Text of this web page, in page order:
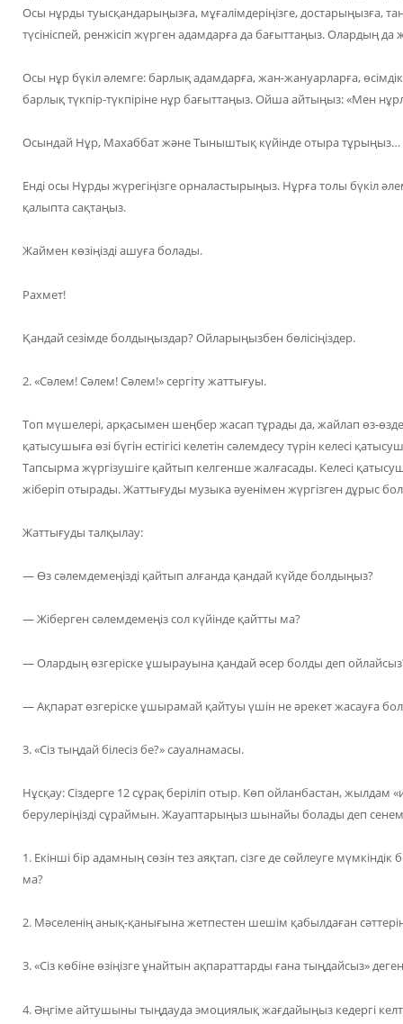
Осы нұрды туысқандарыңызға, мұғалімдеріңізге, достарыңызға,
түсініспей, ренжісіп жүрген адамдарға да бағыттаңыз. Олардың да
Осы нұр бүкіл әлемге: барлық адамдарға, жан-жануарларға,
барлық түкпір-түкпіріне нұр бағыттаңыз. Ойша айтыңыз: «Мен
Осындай Нұр, Махаббат және Тыныштық күйінде отыра тұрыңыз…
Енді осы Нұрды жүрегіңізге орналастырыңыз. Нұрға толы бүкіл
қалыпта сақтаңыз.
Жаймен көзіңізді ашуға болады.
Рахмет!
Қандай сезімде болдыңыздар? Ойларыңызбен бөлісіңіздер.
2. «Сәлем! Сәлем! Сәлем!» сергіту жаттығуы.
Топ мүшелері, арқасымен шеңбер жасап тұрады да, жайлап өз-
қатысушыға өзі бүгін естігісі келетін сәлемдесу түрін келесі
Тапсырма жүргізушіге қайтып келгенше жалғасады. Келесі
жіберіп отырады. Жаттығуды музыка әуенімен жүргізген дұрыс
Жаттығуды талқылау:
— Өз сәлемдемеңізді қайтып алғанда қандай күйде болдыңыз?
— Жіберген сәлемдемеңіз сол күйінде қайтты ма?
— Олардың өзгеріске ұшырауына қандай әсер болды деп
— Ақпарат өзгеріске ұшырамай қайтуы үшін не әрекет жасауға
3. «Сіз тыңдай білесіз бе?» сауалнамасы.
Нұсқау: Сіздерге 12 сұрақ беріліп отыр. Көп ойланбастан, жылдам
берулеріңізді сұраймын. Жауаптарыңыз шынайы болады деп
1. Екінші бір адамның сөзін тез аяқтап, сізге де сөйлеуге мүмкіндік
ма?
2. Мәселенің анық-қанығына жетпестен шешім қабылдаған
3. «Сіз көбіне өзіңізге ұнайтын ақпараттарды ғана тыңдайсыз»
4. Әңгіме айтушыны тыңдауда эмоциялық жағдайыңыз кедергі